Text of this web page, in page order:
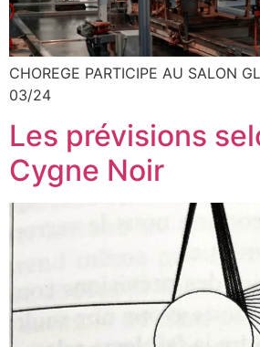
CHOREGE PARTICIPE AU SALON
03/24
Les prévisions
Cygne Noir